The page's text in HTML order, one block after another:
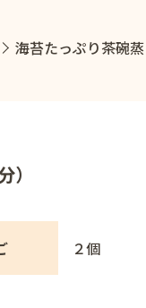
海苔たっぷり茶碗
）
２個